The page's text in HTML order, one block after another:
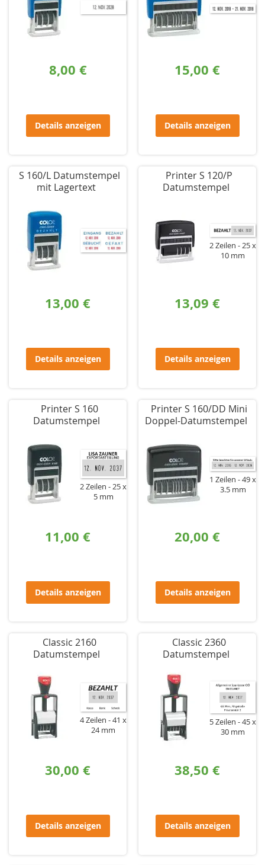
8,00 €
Details anzeigen
15,00 €
Details anzeigen
S 160/L Datumstempel
mit Lagertext
13,00 €
Details anzeigen
Printer S 120/P
Datumstempel
2 Zeilen
25 x
10 mm
13,09 €
Details anzeigen
Printer S 160
Datumstempel
2 Zeilen
25 x
5 mm
11,00 €
Details anzeigen
Printer S 160/DD Mini
Doppel-Datumstempel
1 Zeilen
49 x
3.5 mm
20,00 €
Details anzeigen
Classic 2160
Datumstempel
4 Zeilen
41 x
24 mm
30,00 €
Details anzeigen
Classic 2360
Datumstempel
5 Zeilen
45 x
30 mm
38,50 €
Details anzeigen